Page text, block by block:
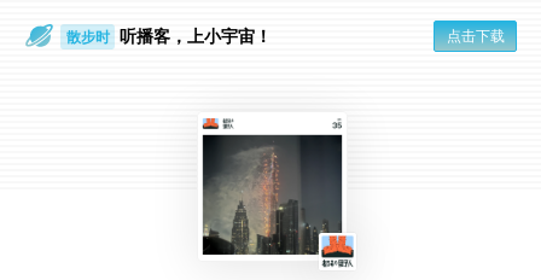
散步时 听播客，上小宇宙！ 点击下载